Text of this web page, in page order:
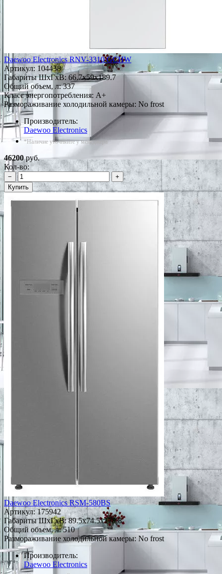
Daewoo Electronics RNV-3310 GCHW
Артикул: 104438
Габариты ШxГxВ: 66.7x59x189.7
Общий объем, л: 337
Класс энергопотребления: A+
Размораживание холодильной камеры: No frost
Производитель:
Daewoo Electronics
*Наличие уточняйте у менеджера
46200руб.
Кол-во:
−
+
Купить
Daewoo Electronics RSM-580BS
Артикул:175942
Габариты ШxГxВ: 89.5x74.5x178.8
Общий объем, л: 510
Размораживание холодильной камеры: No frost
Производитель:
Daewoo Electronics